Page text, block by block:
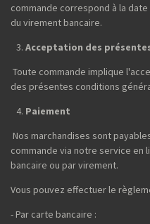
commande correspond à la
du virement bancaire.
Acceptation des
Toute commande implique
des présentes conditions
Paiement
Nos marchandises sont
commande via notre service en
bancaire ou par virement.
Vous pouvez effectuer le
- Par carte bancaire :